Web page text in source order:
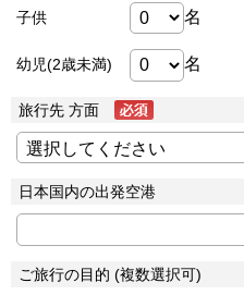
子供 名
幼児(2歳未満) 名
旅行先 方面
日本国内の出発空港
ご旅行の目的 (複数選択可)